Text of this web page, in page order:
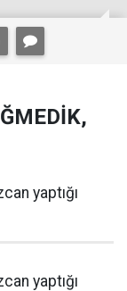
yaptığı
yaptığı